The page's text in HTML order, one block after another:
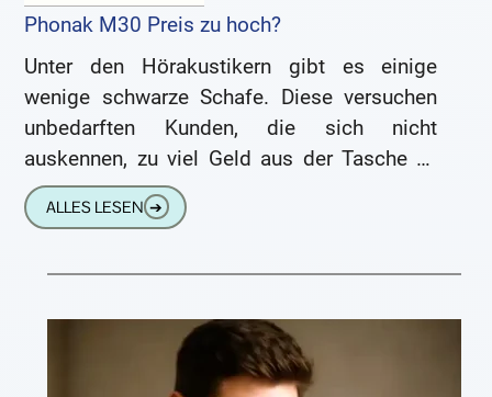
Phonak M30 Preis zu hoch?
Unter den Hörakustikern gibt es einige
wenige schwarze Schafe. Diese versuchen
unbedarften Kunden, die sich nicht
auskennen, zu viel Geld aus der Tasche zu
ziehen. Hallo, Herr Wilhelm, vielen Dank
ALLES LESEN ➔